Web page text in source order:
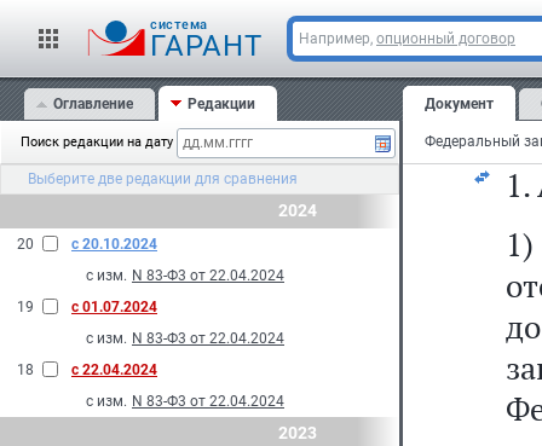
cистема
ГАРАНТ Например, опционный договор
Оглавление Редакции
Поиск редакции на дату
Выберите две редакции для сравнения
2024
20
с 20.10.2024
с изм. N 83-Ф3 от 22.04.2024
19
с 01.07.2024
с изм. N 83-Ф3 от 22.04.2024
18
с 22.04.2024
с изм. N 83-Ф3 от 22.04.2024
2023
Документ